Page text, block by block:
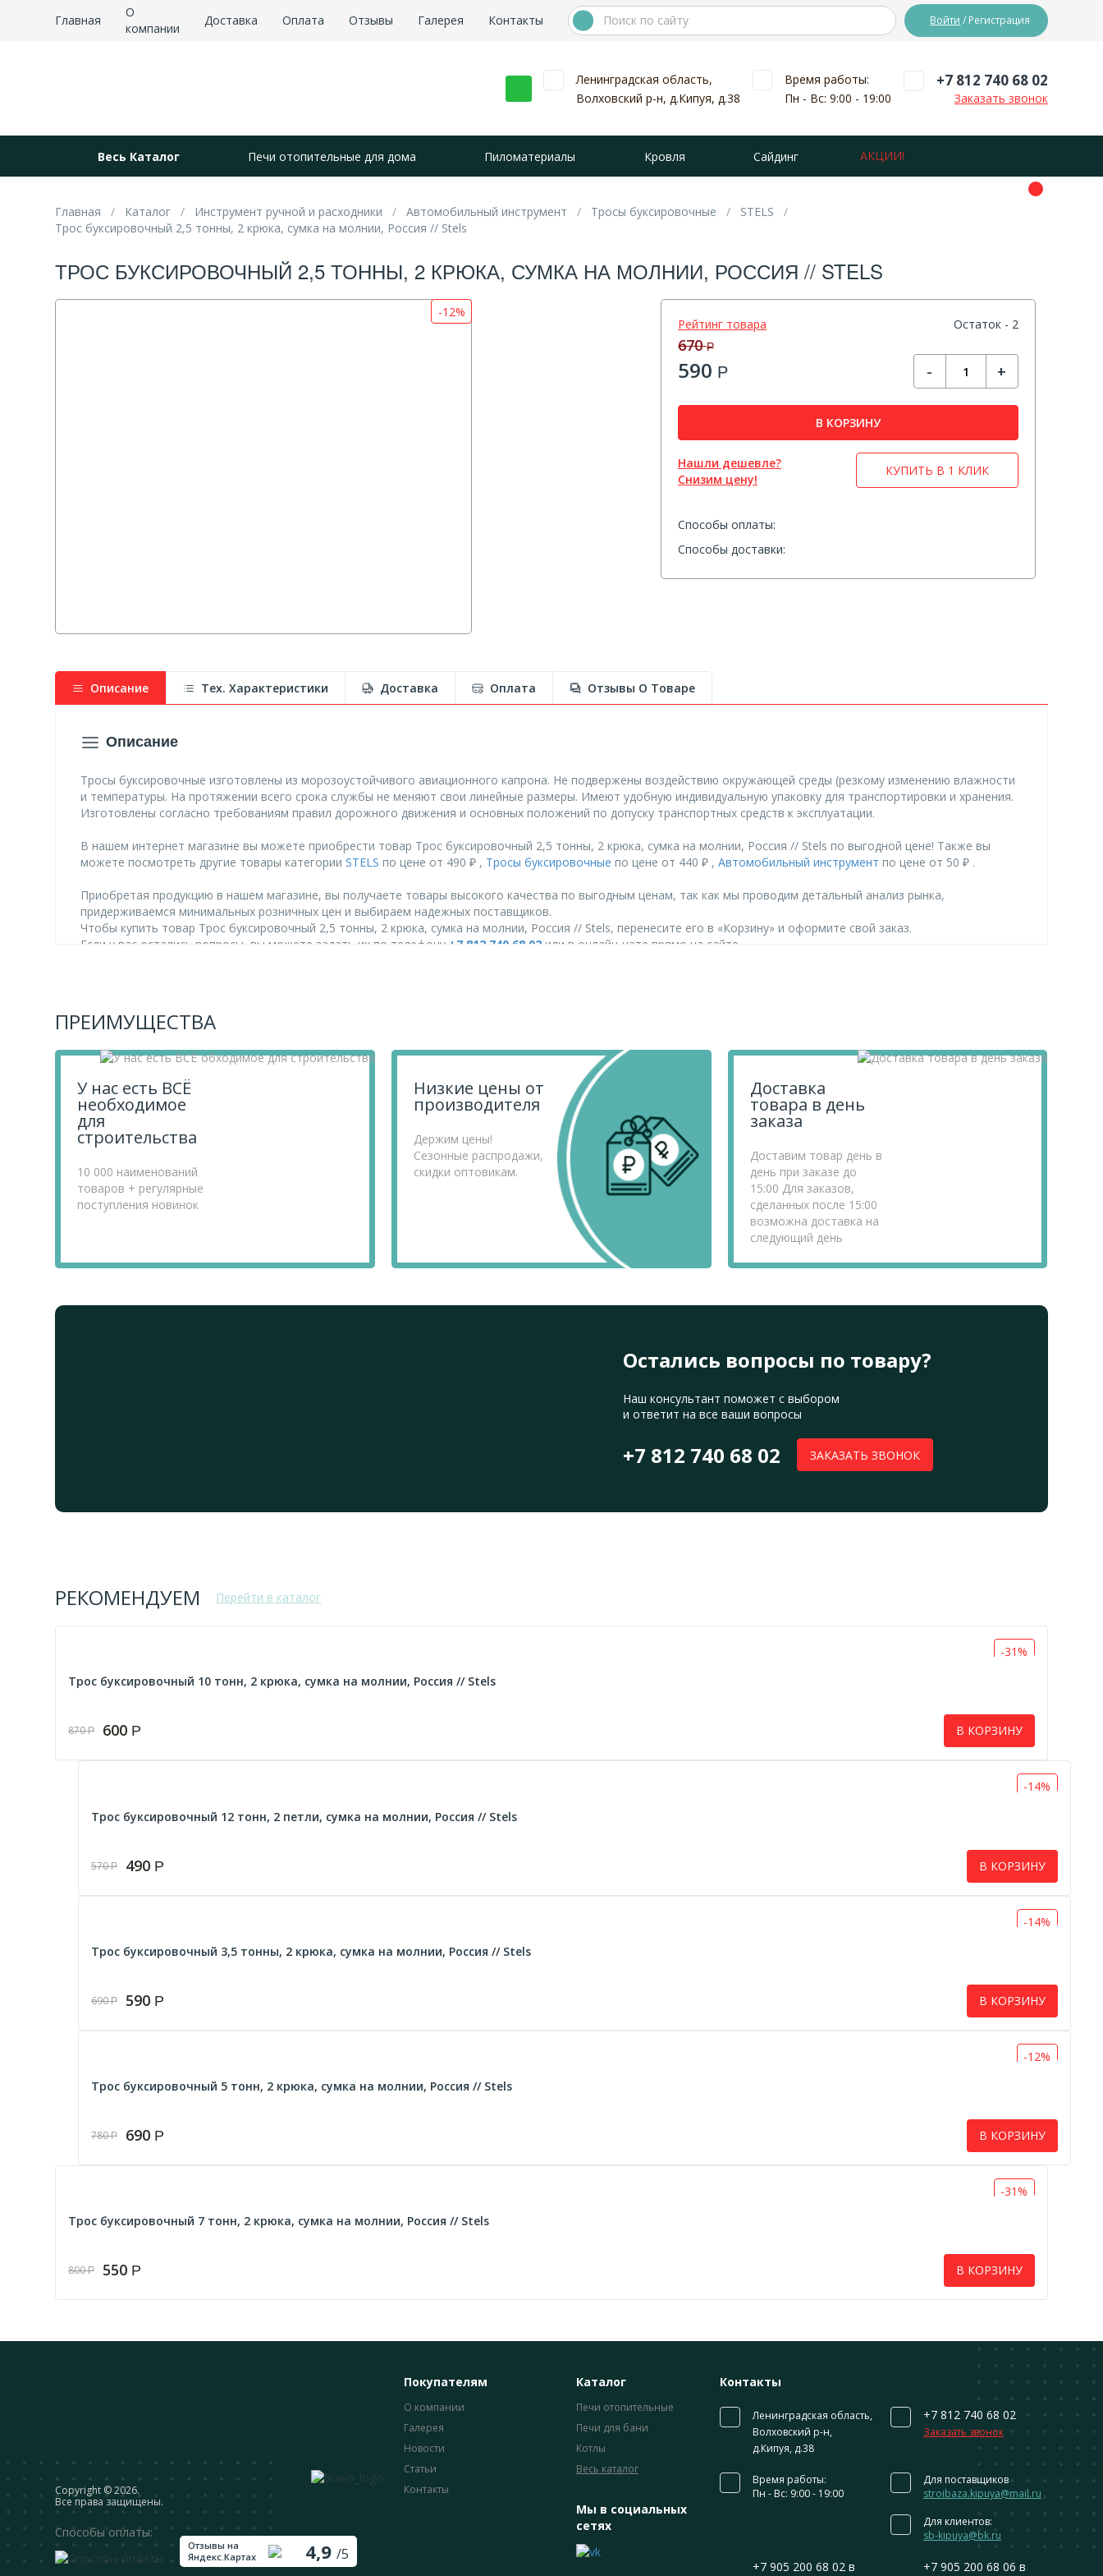
Главная
О
компании
Доставка Оплата Отзывы Галерея Контакты Войти / Регистрация
Ленинградская область,
Волховский р-н, д.Кипуя, д.38
Время работы:
Пн - Вс: 9:00 - 19:00
+7 812 740 68 02
Заказать звонок
Весь Каталог Печи отопительные для дома Пиломатериалы Кровля Сайдинг АКЦИИ!
Главная Каталог Инструмент ручной и расходники Автомобильный инструмент Тросы буксировочные
STELS
Трос буксировочный 2,5 тонны, 2 крюка, сумка на молнии, Россия // Stels
ТРОС БУКСИРОВОЧНЫЙ 2,5 ТОННЫ, 2 КРЮКА, СУМКА НА МОЛНИИ, РОССИЯ // STELS
-12%
Рейтинг товара Остаток - 2
670Р
590 Р - +
В КОРЗИНУ
Нашли дешевле?
Снизим цену!
КУПИТЬ В 1 КЛИК
Способы оплаты:
Способы доставки:
Описание
Описание
Тросы буксировочные изготовлены из морозоустойчивого авиационного капрона. Не подвержены воздействию окружающей среды (резкому изменению влажности
и температуры. На протяжении всего срока службы не меняют свои линейные размеры. Имеют удобную индивидуальную упаковку для транспортировки и хранения.
Изготовлены согласно требованиям правил дорожного движения и основных положений по допуску транспортных средств к эксплуатации.
В нашем интернет магазине вы можете приобрести товар Трос буксировочный 2,5 тонны, 2 крюка, сумка на молнии, Россия // Stels по выгодной цене! Также вы
можете посмотреть другие товары категорииSTELS по цене от 490 ₽ , Тросы буксировочные по цене от 440 ₽ ,Автомобильный инструмент по цене от 50 ₽ .
Приобретая продукцию в нашем магазине, вы получаете товары высокого качества по выгодным ценам, так как мы проводим детальный анализ рынка,
придерживаемся минимальных розничных цен и выбираем надежных поставщиков.
Чтобы купить товар Трос буксировочный 2,5 тонны, 2 крюка, сумка на молнии, Россия // Stels, перенесите его в «Корзину» и оформите свой заказ.
Если у вас остались вопросы, вы можете задать их по телефону +7 812 740 68 02 или в онлайн-чате прямо на сайте.
Тех. Характеристики Доставка Оплата Отзывы О Товаре
ПРЕИМУЩЕСТВА
У нас есть ВСЁ
необходимое
для
строительства
10 000 наименований
товаров + регулярные
поступления новинок
Низкие цены от
производителя
Держим цены!
Сезонные распродажи,
скидки оптовикам.
Доставка
товара в день
заказа
Доставим товар день в
день при заказе до
15:00 Для заказов,
сделанных после 15:00
возможна доставка на
следующий день
Остались вопросы по товару?
Наш консультант поможет с выбором
и ответит на все ваши вопросы
+7 812 740 68 02 ЗАКАЗАТЬ ЗВОНОК
РЕКОМЕНДУЕМ Перейти в каталог
-31%
Трос буксировочный 10 тонн, 2 крюка, сумка на молнии, Россия // Stels
870Р 600 Р В КОРЗИНУ
-14%
Трос буксировочный 12 тонн, 2 петли, сумка на молнии, Россия // Stels
570Р 490 Р В КОРЗИНУ
-14%
Трос буксировочный 3,5 тонны, 2 крюка, сумка на молнии, Россия // Stels
690Р 590 Р В КОРЗИНУ
-12%
Трос буксировочный 5 тонн, 2 крюка, сумка на молнии, Россия // Stels
780Р 690 Р В КОРЗИНУ
-31%
Трос буксировочный 7 тонн, 2 крюка, сумка на молнии, Россия // Stels
800Р 550 Р В КОРЗИНУ
Сopyright © 2026.
Все права защищены.
Способы оплаты:
Отзывы на
Яндекс.Картах
4,9/5
Покупателям
О компании
Галерея
Новости
Статьи
Контакты
Каталог
Печи отопительные
Печи для бани
Котлы
Весь каталог
Мы в социальных
сетях
Контакты
Ленинградская область,
Волховский р-н,
д.Кипуя, д.38
+7 812 740 68 02
Заказать звонок
Время работы:
Пн - Вс: 9:00 - 19:00
Для поставщиков
stroibaza.kipuya@mail.ru
Для клиентов:
sb-kipuya@bk.ru
+7 905 200 68 02в
+7 905 200 68 06 в